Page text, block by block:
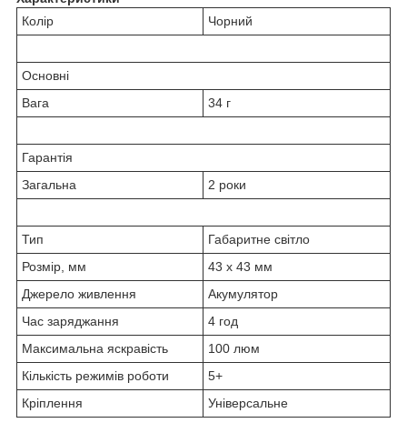
Колір
Чорний
Основні
Вага
34 г
Гарантія
Загальна
2 роки
Тип
Габаритне світло
Розмір, мм
43 x 43 мм
Джерело живлення
Акумулятор
Час заряджання
4 год
Максимальна яскравість
100 люм
Кількість режимів роботи
5+
Кріплення
Універсальне